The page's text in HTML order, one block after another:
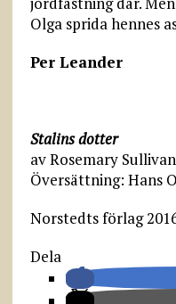
Olga sprida hennes
Per Leander
Stalins dotter
av Rosemary Sullivan
Översättning: Hans
Norstedts förlag
Dela